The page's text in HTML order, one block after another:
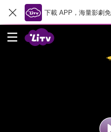
下載 APP，海量影劇